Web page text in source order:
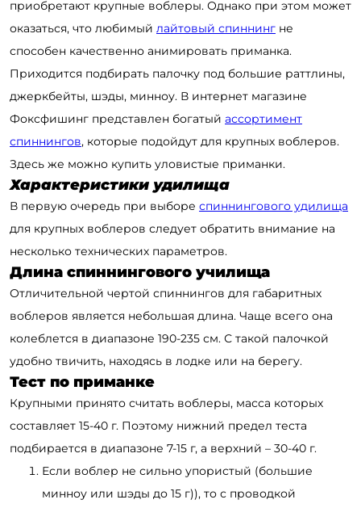
приобретают крупные воблеры. Однако при этом может
оказаться, что любимый лайтовый спиннинг не
способен качественно анимировать приманка.
Приходится подбирать палочку под большие раттлины,
джеркбейты, шэды, минноу. В интернет магазине
Фоксфишинг представлен богатый ассортимент
спиннингов, которые подойдут для крупных воблеров.
Здесь же можно купить уловистые приманки.
Характеристики удилища
В первую очередь при выборе спиннингового удилища
для крупных воблеров следует обратить внимание на
несколько технических параметров.
Длина спиннингового училища
Отличительной чертой спиннингов для габаритных
воблеров является небольшая длина. Чаще всего она
колеблется в диапазоне 190-235 см. С такой палочкой
удобно твичить, находясь в лодке или на берегу.
Тест по приманке
Крупными принято считать воблеры, масса которых
составляет 15-40 г. Поэтому нижний предел теста
подбирается в диапазоне 7-15 г, а верхний – 30-40 г.
Если воблер не сильно упористый (большие
минноу или шэды до 15 г)), то с проводкой